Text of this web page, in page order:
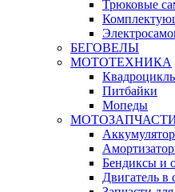
Трюковые
БЕГОВЕЛЫ
МОТОТЕХНИКА
Питбайки
Мопеды
Бендиксы и
Двигатель в